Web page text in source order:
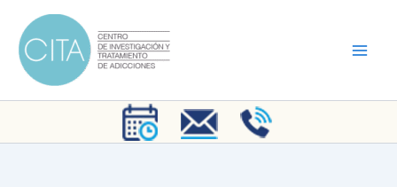
contenido